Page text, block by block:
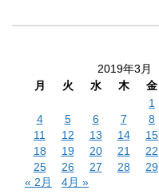
2019年3月
月
火 水 木 金
1
4
5 6 7 8
11
12 13 14 15
18
19 20 21 22
25
26 27 28 29
« 2月
4月 »